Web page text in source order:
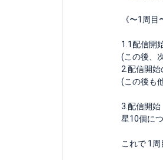
《〜1周目
1.1配信開
(この後、
2.配信開
(この後も
3.配信開
星10個に
これで 1